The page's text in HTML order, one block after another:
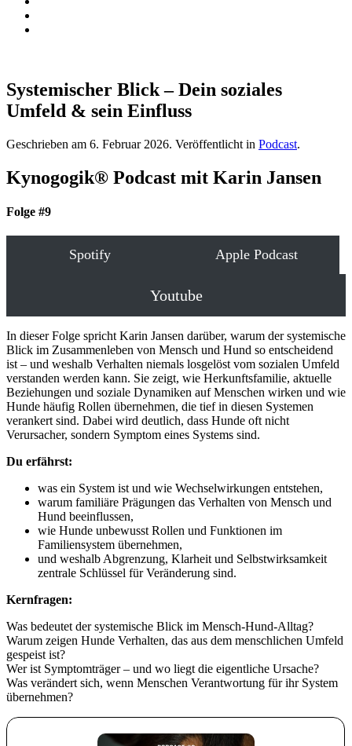
Systemischer Blick – Dein soziales
Umfeld & sein Einfluss
Geschrieben am 6. Februar 2026. Veröffentlicht in Podcast.
Kynogogik® Podcast mit Karin Jansen
Folge #9
Spotify Apple Podcast
Youtube
In dieser Folge spricht Karin Jansen darüber, warum der systemische
Blick im Zusammenleben von Mensch und Hund so entscheidend
ist – und weshalb Verhalten niemals losgelöst vom sozialen Umfeld
verstanden werden kann. Sie zeigt, wie Herkunftsfamilie, aktuelle
Beziehungen und soziale Dynamiken auf Menschen wirken und wie
Hunde häufig Rollen übernehmen, die tief in diesen Systemen
verankert sind. Dabei wird deutlich, dass Hunde oft nicht
Verursacher, sondern Symptom eines Systems sind.
Du erfährst:
was ein System ist und wie Wechselwirkungen entstehen,
warum familiäre Prägungen das Verhalten von Mensch und
Hund beeinflussen,
wie Hunde unbewusst Rollen und Funktionen im
Familiensystem übernehmen,
und weshalb Abgrenzung, Klarheit und Selbstwirksamkeit
zentrale Schlüssel für Veränderung sind.
Kernfragen:
Was bedeutet der systemische Blick im Mensch-Hund-Alltag?
Warum zeigen Hunde Verhalten, das aus dem menschlichen Umfeld
gespeist ist?
Wer ist Symptomträger – und wo liegt die eigentliche Ursache?
Was verändert sich, wenn Menschen Verantwortung für ihr System
übernehmen?